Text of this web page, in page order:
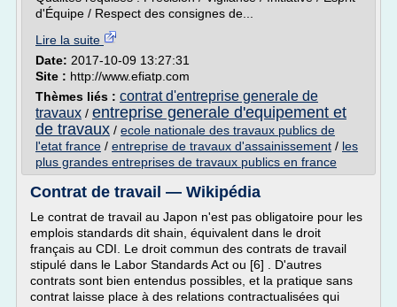
d'Équipe / Respect des consignes de...
Lire la suite
Date: 2017-10-09 13:27:31
Site : http://www.efiatp.com
Thèmes liés : contrat d'entreprise generale de
travaux / entreprise generale d'equipement et
de travaux / ecole nationale des travaux publics de
l'etat france / entreprise de travaux d'assainissement / les
plus grandes entreprises de travaux publics en france
Contrat de travail — Wikipédia
Le contrat de travail au Japon n'est pas obligatoire pour les
emplois standards dit shain, équivalent dans le droit
français au CDI. Le droit commun des contrats de travail
stipulé dans le Labor Standards Act ou [6] . D'autres
contrats sont bien entendus possibles, et la pratique sans
contrat laisse place à des relations contractualisées qui